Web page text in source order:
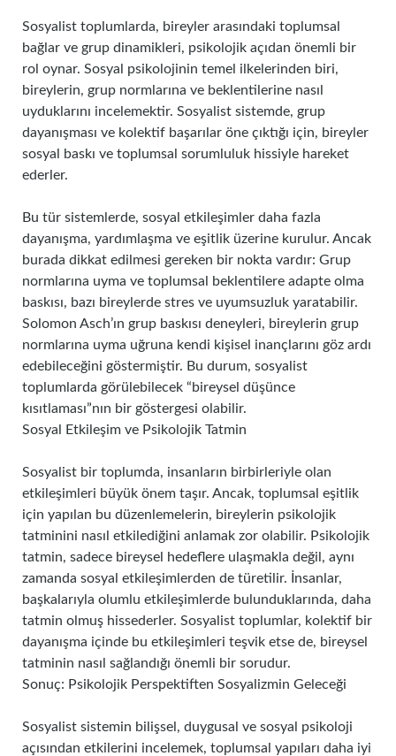
Sosyalist toplumlarda, bireyler arasındaki toplumsal
bağlar ve grup dinamikleri, psikolojik açıdan önemli bir
rol oynar. Sosyal psikolojinin temel ilkelerinden biri,
bireylerin, grup normlarına ve beklentilerine nasıl
uyduklarını incelemektir. Sosyalist sistemde, grup
dayanışması ve kolektif başarılar öne çıktığı için, bireyler
sosyal baskı ve toplumsal sorumluluk hissiyle hareket
ederler.
Bu tür sistemlerde, sosyal etkileşimler daha fazla
dayanışma, yardımlaşma ve eşitlik üzerine kurulur. Ancak
burada dikkat edilmesi gereken bir nokta vardır: Grup
normlarına uyma ve toplumsal beklentilere adapte olma
baskısı, bazı bireylerde stres ve uyumsuzluk yaratabilir.
Solomon Asch’ın grup baskısı deneyleri, bireylerin grup
normlarına uyma uğruna kendi kişisel inançlarını göz ardı
edebileceğini göstermiştir. Bu durum, sosyalist
toplumlarda görülebilecek “bireysel düşünce
kısıtlaması”nın bir göstergesi olabilir.
Sosyal Etkileşim ve Psikolojik Tatmin
Sosyalist bir toplumda, insanların birbirleriyle olan
etkileşimleri büyük önem taşır. Ancak, toplumsal eşitlik
için yapılan bu düzenlemelerin, bireylerin psikolojik
tatminini nasıl etkilediğini anlamak zor olabilir. Psikolojik
tatmin, sadece bireysel hedeflere ulaşmakla değil, aynı
zamanda sosyal etkileşimlerden de türetilir. İnsanlar,
başkalarıyla olumlu etkileşimlerde bulunduklarında, daha
tatmin olmuş hissederler. Sosyalist toplumlar, kolektif bir
dayanışma içinde bu etkileşimleri teşvik etse de, bireysel
tatminin nasıl sağlandığı önemli bir sorudur.
Sonuç: Psikolojik Perspektiften Sosyalizmin Geleceği
Sosyalist sistemin bilişsel, duygusal ve sosyal psikoloji
açısından etkilerini incelemek, toplumsal yapıları daha iyi